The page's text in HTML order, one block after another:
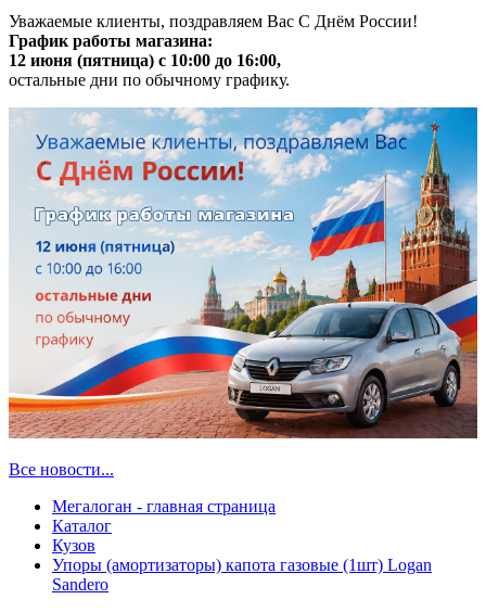
Уважаемые клиенты, поздравляем Вас С Днём России!
График работы магазина:
12 июня (пятница) с 10:00 до 16:00,
остальные дни по обычному графику.
Все новости...
Мегалоган - главная страница
Каталог
Кузов
Упоры (амортизаторы) капота газовые (1шт) Logan
Sandero